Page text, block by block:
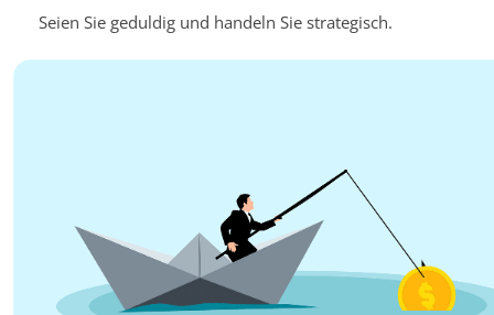
Seien Sie geduldig und handeln Sie strategisch.